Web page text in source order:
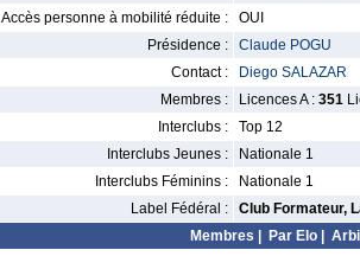
Accès personne à mobilité réduite :
OUI
Présidence :
Claude POGU
Contact :
Diego SALAZAR
Membres :
Licences A : 351
Interclubs :
Top 12
Interclubs Jeunes :
Nationale 1
Interclubs Féminins :
Nationale 1
Label Fédéral :
Club Formateur,
Membres
Par Elo